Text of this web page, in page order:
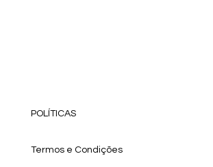
POLÍTICAS
Termos e Condições